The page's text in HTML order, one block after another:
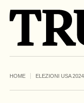
HOME ELEZIONI USA 2024